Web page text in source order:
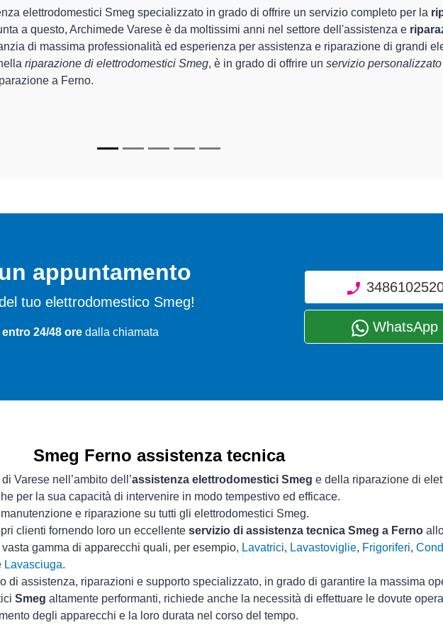
Varese sono in grado di garantire al cliente esperienza pluriennale nel
e lariparazione del tuo elettrodomestico Smeg a Ferno, mediante il ripristino
di Archimede Varese sono in grado di fornire interventi di diverse tipologie
funzionanti e durare a lungo nel tempo.
appuntamento
tuo elettrodomestico Smeg!
24/48 oredalla chiamata WhatsApp
Smeg Ferno assistenza tecnica
Varese nell’ambito dell’assistenza elettrodomestici Smeg e della riparazione di
per la sua capacità di intervenire in modo tempestivo ed efficace.
e riparazione su tutti gli elettrodomestici Smeg.
clienti fornendo loro un eccellente servizio di assistenza tecnica Smeg a Ferno
gamma di apparecchi quali, per esempio, Lavatrici, Lavastoviglie, Frigoriferi,
Lavasciuga.
di assistenza, riparazioni e supporto specializzato, in grado di garantire la massima
Smeg altamente performanti, richiede anche la necessità di effettuare le dovute
degli apparecchi e la loro durata nel corso del tempo.